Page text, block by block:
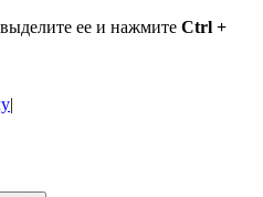
ее и нажмите Ctrl +
|